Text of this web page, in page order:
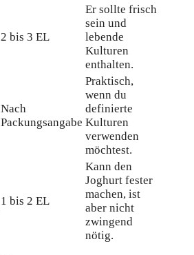
2 bis 3 EL
Er sollte frisch
sein und
lebende
Kulturen
enthalten.
Nach
Packungsangabe
Praktisch,
wenn du
definierte
Kulturen
verwenden
möchtest.
1 bis 2 EL
Kann den
Joghurt fester
machen, ist
aber nicht
zwingend
nötig.